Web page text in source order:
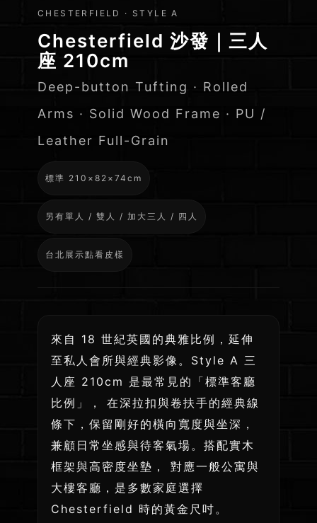
英
式
沙
發
｜
深
拉
扣・
實
木
框
與
Leather
頭
層
全
牛
皮
／
157
／
210
／
／
258
公
分
可
選
｜
微
客
｜
台
北
展
示
體
驗
CHESTERFIELD · STYLE A
Chesterfield 沙發｜三人
座 210cm
Deep-button Tufting · Rolled
Arms · Solid Wood Frame · PU /
Leather Full-Grain
標準 210×82×74cm
另有單人 / 雙人 / 加大三人 / 四人
台北展示點看皮樣
來自 18 世紀英國的典雅比例，延伸
至私人會所與經典影像。Style A 三
人座 210cm 是最常見的「標準客廳
比例」， 在深拉扣與卷扶手的經典線
條下，保留剛好的橫向寬度與坐深，
兼顧日常坐感與待客氣場。搭配實木
框架與高密度坐墊， 對應一般公寓與
大樓客廳，是多數家庭選擇
Chesterfield 時的黃金尺吋。